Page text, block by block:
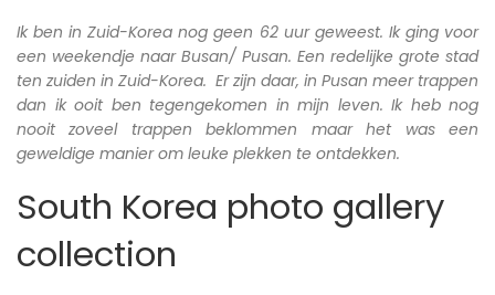
Ik ben in Zuid-Korea nog geen 62 uur geweest. Ik ging voor
een weekendje naar Busan/ Pusan. Een redelijke grote stad
ten zuiden in Zuid-Korea. Er zijn daar, in Pusan meer trappen
dan ik ooit ben tegengekomen in mijn leven. Ik heb nog
nooit zoveel trappen beklommen maar het was een
geweldige manier om leuke plekken te ontdekken.
South Korea photo gallery
collection